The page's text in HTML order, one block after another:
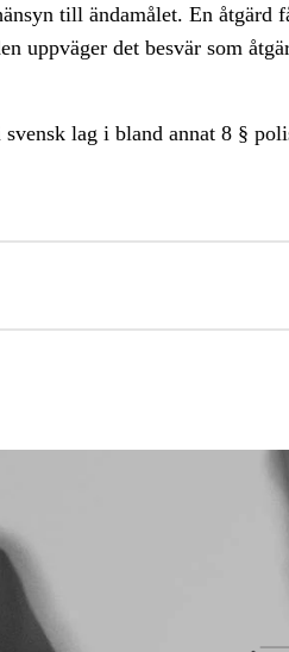
till ändamålet. En åtgärd
uppväger det besvär som
lag i bland annat 8 §